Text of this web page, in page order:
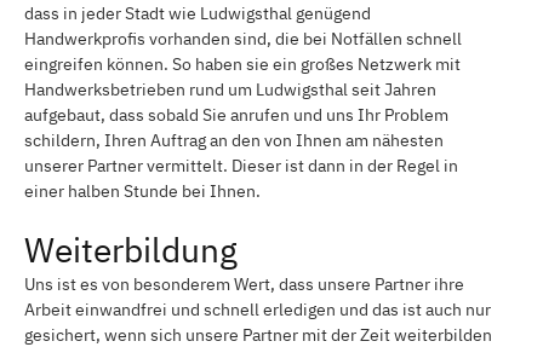
dass in jeder Stadt wie Ludwigsthal genügend
Handwerkprofis vorhanden sind, die bei Notfällen schnell
eingreifen können. So haben sie ein großes Netzwerk mit
Handwerksbetrieben rund um Ludwigsthal seit Jahren
aufgebaut, dass sobald Sie anrufen und uns Ihr Problem
schildern, Ihren Auftrag an den von Ihnen am nähesten
unserer Partner vermittelt. Dieser ist dann in der Regel in
einer halben Stunde bei Ihnen.
Weiterbildung
Uns ist es von besonderem Wert, dass unsere Partner ihre
Arbeit einwandfrei und schnell erledigen und das ist auch nur
gesichert, wenn sich unsere Partner mit der Zeit weiterbilden